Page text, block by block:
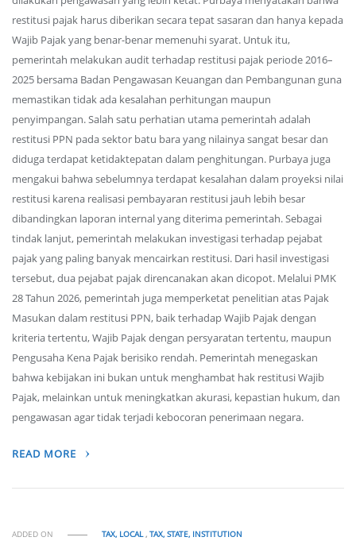
restitusi pajak harus diberikan secara tepat sasaran dan hanya kepada
Wajib Pajak yang benar-benar memenuhi syarat. Untuk itu,
pemerintah melakukan audit terhadap restitusi pajak periode 2016–
2025 bersama Badan Pengawasan Keuangan dan Pembangunan guna
memastikan tidak ada kesalahan perhitungan maupun
penyimpangan. Salah satu perhatian utama pemerintah adalah
restitusi PPN pada sektor batu bara yang nilainya sangat besar dan
diduga terdapat ketidaktepatan dalam penghitungan. Purbaya juga
mengakui bahwa sebelumnya terdapat kesalahan dalam proyeksi nilai
restitusi karena realisasi pembayaran restitusi jauh lebih besar
dibandingkan laporan internal yang diterima pemerintah. Sebagai
tindak lanjut, pemerintah melakukan investigasi terhadap pejabat
pajak yang paling banyak mencairkan restitusi. Dari hasil investigasi
tersebut, dua pejabat pajak direncanakan akan dicopot. Melalui PMK
28 Tahun 2026, pemerintah juga memperketat penelitian atas Pajak
Masukan dalam restitusi PPN, baik terhadap Wajib Pajak dengan
kriteria tertentu, Wajib Pajak dengan persyaratan tertentu, maupun
Pengusaha Kena Pajak berisiko rendah. Pemerintah menegaskan
bahwa kebijakan ini bukan untuk menghambat hak restitusi Wajib
Pajak, melainkan untuk meningkatkan akurasi, kepastian hukum, dan
pengawasan agar tidak terjadi kebocoran penerimaan negara.
READ MORE
ADDED ON TAX, LOCAL,TAX, STATE, INSTITUTION